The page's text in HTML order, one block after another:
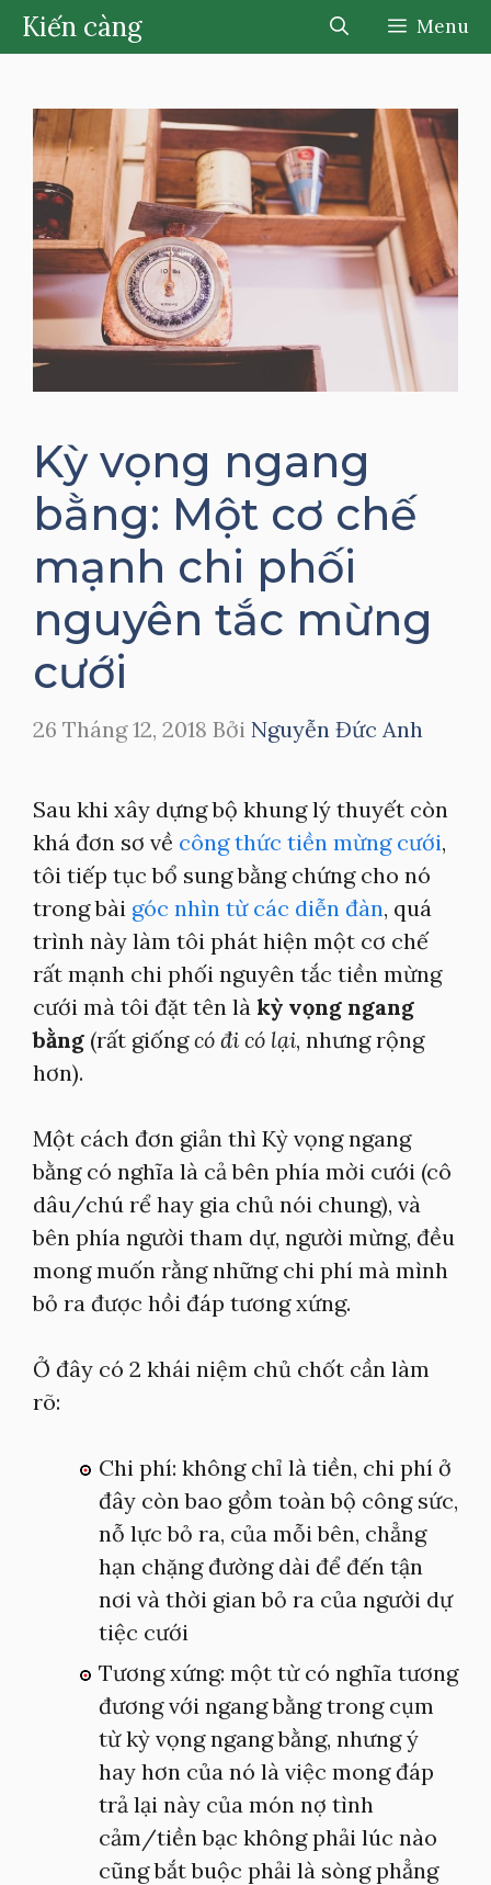
Chuyển
đến
dung
Kiến càng Menu
Kỳ vọng ngang
bằng: Một cơ chế
mạnh chi phối
nguyên tắc mừng
cưới
26 Tháng 12, 2018 Bởi Nguyễn Đức Anh
Sau khi xây dựng bộ khung lý thuyết còn
khá đơn sơ về công thức tiền mừng cưới,
tôi tiếp tục bổ sung bằng chứng cho nó
trong bài góc nhìn từ các diễn đàn, quá
trình này làm tôi phát hiện một cơ chế
rất mạnh chi phối nguyên tắc tiền mừng
cưới mà tôi đặt tên là kỳ vọng ngang
bằng (rất giốngcó đi có lại, nhưng rộng
hơn).
Một cách đơn giản thì Kỳ vọng ngang
bằng có nghĩa là cả bên phía mời cưới (cô
dâu/chú rể hay gia chủ nói chung), và
bên phía người tham dự, người mừng, đều
mong muốn rằng những chi phí mà mình
bỏ ra được hồi đáp tương xứng.
Ở đây có 2 khái niệm chủ chốt cần làm
rõ:
Chi phí: không chỉ là tiền, chi phí ở
đây còn bao gồm toàn bộ công sức,
nỗ lực bỏ ra, của mỗi bên, chẳng
hạn chặng đường dài để đến tận
nơi và thời gian bỏ ra của người dự
tiệc cưới
Tương xứng: một từ có nghĩa tương
đương với ngang bằng trong cụm
từ kỳ vọng ngang bằng, nhưng ý
hay hơn của nó là việc mong đáp
trả lại này của món nợ tình
cảm/tiền bạc không phải lúc nào
cũng bắt buộc phải là sòng phẳng